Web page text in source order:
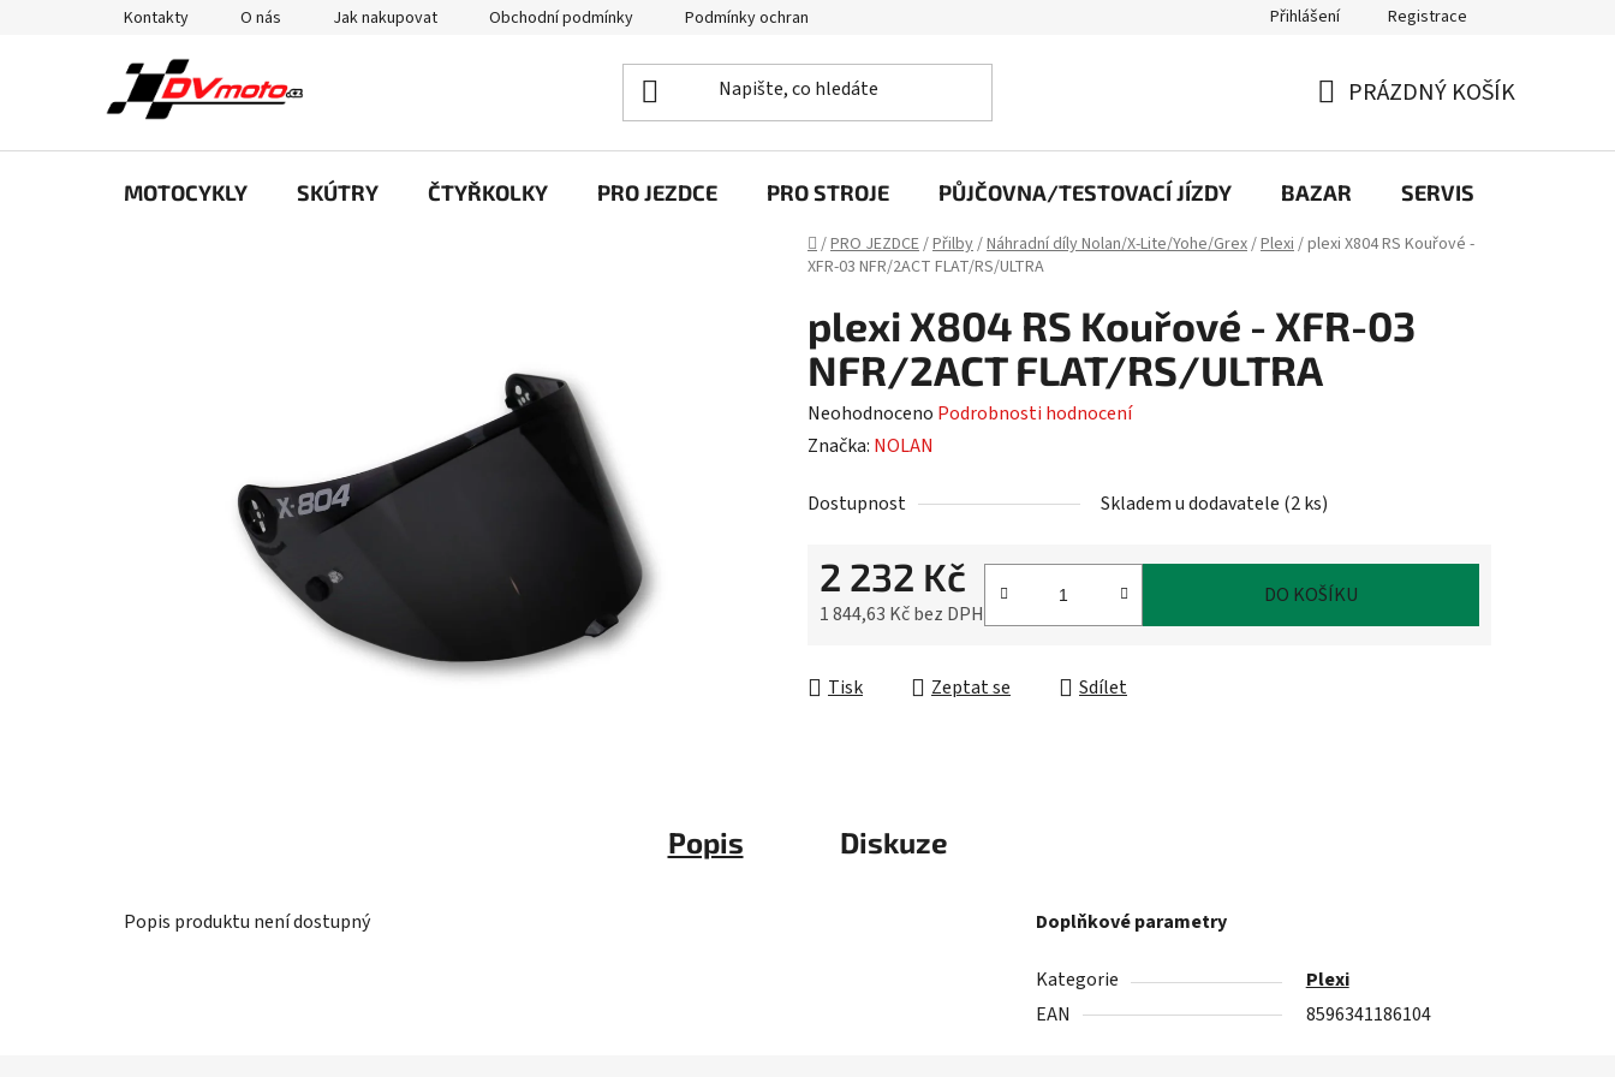
Kontakty O nás Jak nakupovat Obchodní podmínky Podmínky ochrany osobních údajů Přihlášení Registrace
KOŠÍK
PRÁZDNÝ KOŠÍK
MOTOCYKLY SKÚTRY ČTYŘKOLKY PRO JEZDCE PRO STROJE PŮJČOVNA/TESTOVACÍ JÍZDY BAZAR SERVIS
Domů
/PRO JEZDCE/Přilby/Náhradní díly Nolan/X-Lite/Yohe/Grex/Plexi/plexi X804 RS Kouřové -
XFR-03 NFR/2ACT FLAT/RS/ULTRA
plexi X804 RS Kouřové - XFR-03
NFR/2ACT FLAT/RS/ULTRA
Průměrné
hodnocení
je
Neohodnoceno Podrobnosti hodnocení
Značka: NOLAN
Dostupnost Skladem u dodavatele (2 ks)
2 232 Kč
1 844,63 Kč bez DPH
DO KOŠÍKU
Tisk Zeptat se Sdílet
Popis Diskuze
Popis produktu není dostupný Doplňkové parametry
Kategorie
Plexi
EAN
8596341186104